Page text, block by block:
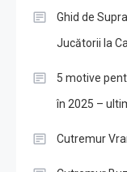
Ghid de
Jucătorii la
5 motive
în 2025 –
Cutremur